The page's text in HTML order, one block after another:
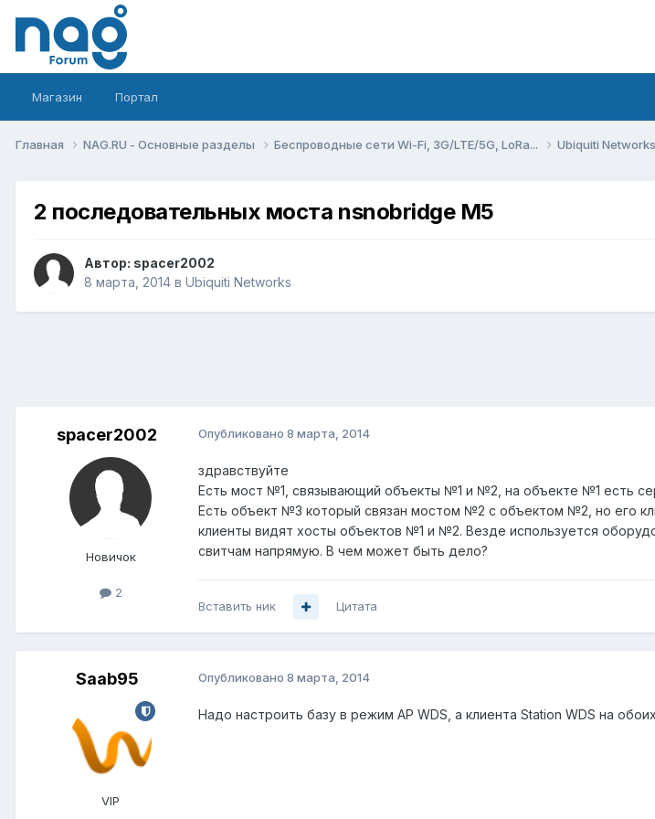
Магазин Портал
Главная NAG.RU - Основные разделы Беспроводные сети Wi-Fi, 3G/LTE/5G, LoRa... Ubiquiti Networks
2 последовательных моста nsnobridge M5
Автор: spacer2002
8 марта, 2014 в Ubiquiti Networks
spacer2002
Новичок
2
Опубликовано 8 марта, 2014
здравствуйте
Есть мост №1, связывающий объекты №1 и №2, на объекте №1 есть
Есть объект №3 который связан мостом №2 с объектом №2, но его
клиенты видят хосты объектов №1 и №2. Везде используется
свитчам напрямую. В чем может быть дело?
Вставить ник Цитата
Saab95
VIP
Опубликовано 8 марта, 2014
Надо настроить базу в режим AP WDS, а клиента Station WDS на